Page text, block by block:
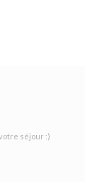
séjour :)